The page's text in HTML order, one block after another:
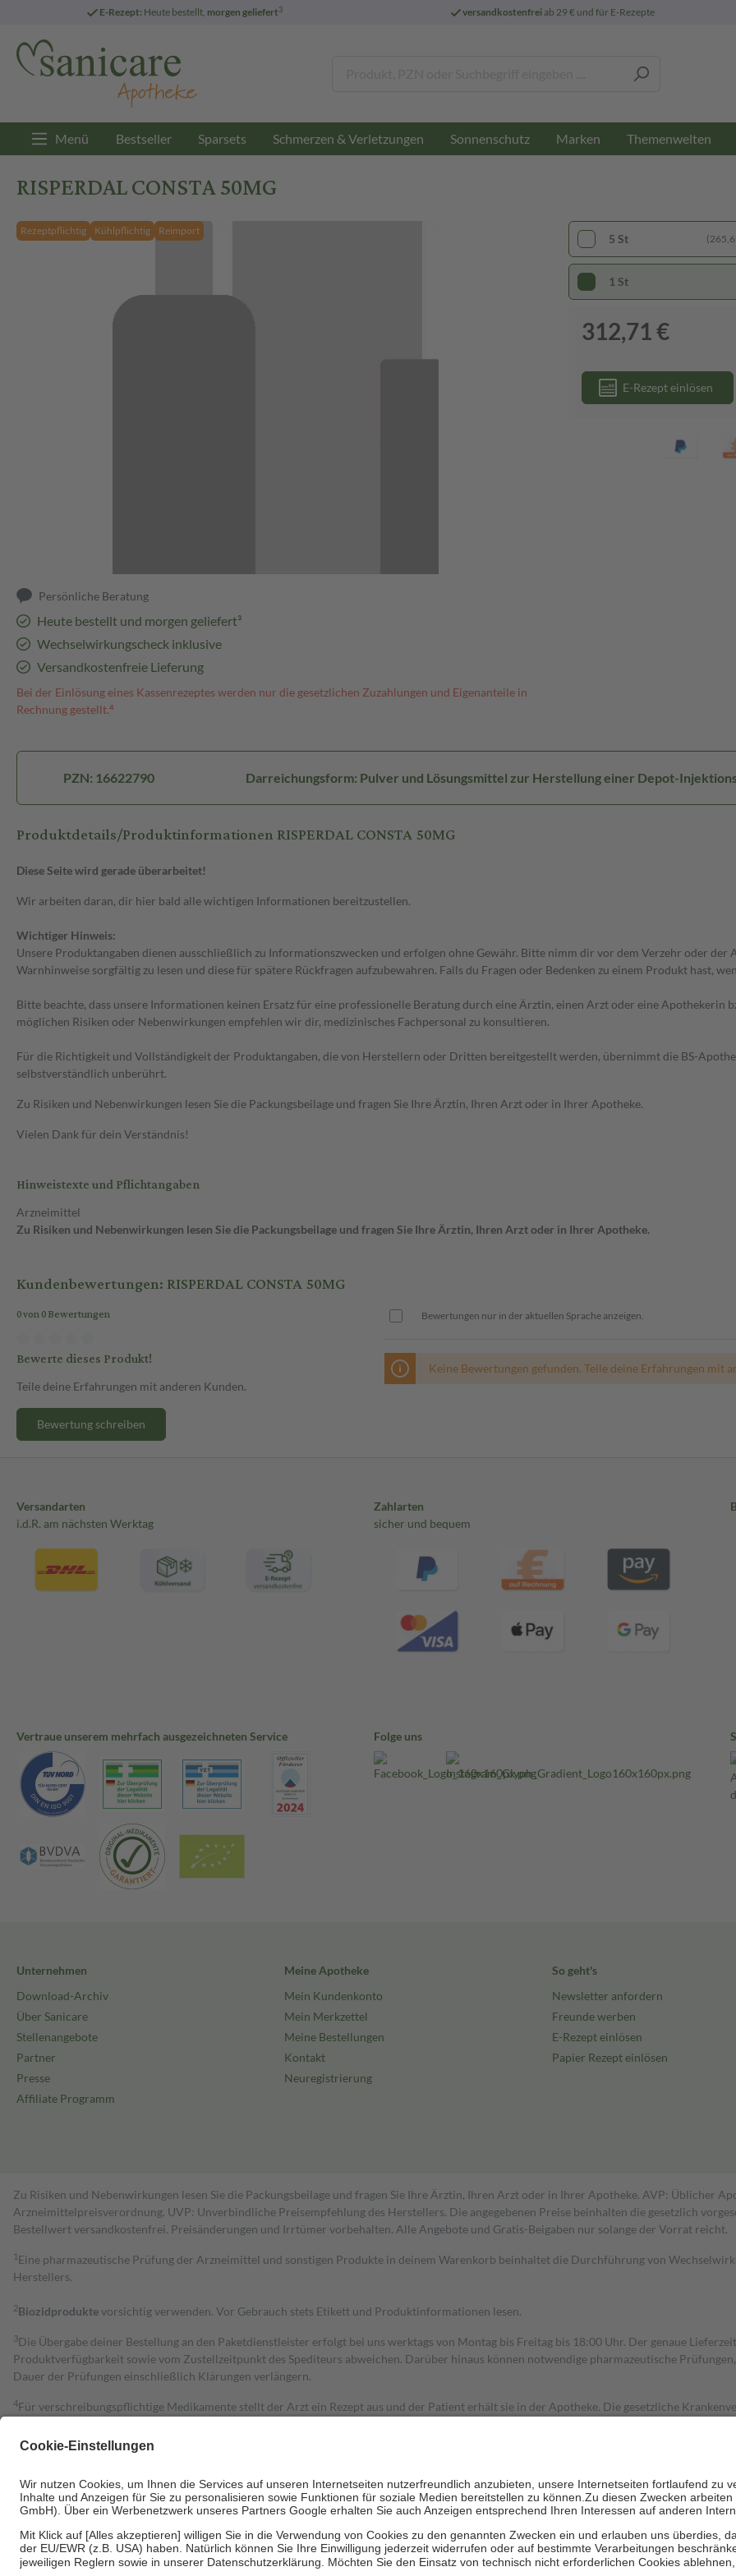
E-Rezept: Heute bestellt, morgen geliefert3 versandkostenfreiab 29 € und für E-Rezepte
Menü Bestseller Sparsets Schmerzen & Verletzungen Sonnenschutz Marken Themenwelten
RISPERDAL CONSTA 50MG
Rezeptpflichtig Kühlpflichtig Reimport
Persönliche Beratung
Heute bestellt und morgen geliefert³
Wechselwirkungscheck inklusive
Versandkostenfreie Lieferung
Bei der Einlösung eines Kassenrezeptes werden nur die gesetzlichen Zuzahlungen und Eigenanteile in
Rechnung gestellt.⁴
5 St
1 St
312,71 €
E-Rezept einlösen
PZN: 16622790 Darreichungsform: Pulver und Lösungsmittel zur Herstellung einer Depot-
Produktdetails/Produktinformationen RISPERDAL CONSTA 50MG
Diese Seite wird gerade überarbeitet!
Wir arbeiten daran, dir hier bald alle wichtigen Informationen bereitzustellen.
Wichtiger Hinweis:
Unsere Produktangaben dienen ausschließlich zu Informationszwecken und erfolgen ohne Gewähr. Bitte nimm dir vor dem Verzehr oder
Warnhinweise sorgfältig zu lesen und diese für spätere Rückfragen aufzubewahren. Falls du Fragen oder Bedenken zu einem Produkt hast,
Bitte beachte, dass unsere Informationen keinen Ersatz für eine professionelle Beratung durch eine Ärztin, einen Arzt oder eine Apothekerin
möglichen Risiken oder Nebenwirkungen empfehlen wir dir, medizinisches Fachpersonal zu konsultieren.
Für die Richtigkeit und Vollständigkeit der Produktangaben, die von Herstellern oder Dritten bereitgestellt werden, übernimmt die BS-
selbstverständlich unberührt.
Zu Risiken und Nebenwirkungen lesen Sie die Packungsbeilage und fragen Sie Ihre Ärztin, Ihren Arzt oder in Ihrer Apotheke.
Vielen Dank für dein Verständnis!
Hinweistexte und Pflichtangaben
Arzneimittel
Zu Risiken und Nebenwirkungen lesen Sie die Packungsbeilage und fragen Sie Ihre Ärztin, Ihren Arzt oder in Ihrer Apotheke.
Kundenbewertungen: RISPERDAL CONSTA 50MG
0 von 0 Bewertungen
Bewerte dieses Produkt!
Teile deine Erfahrungen mit anderen Kunden.
Bewertung schreiben
Bewertungen nur in der aktuellen Sprache anzeigen.
Keine Bewertungen gefunden. Teile deine Erfahrungen mit
Versandarten
i.d.R. am nächsten Werktag
Zahlarten
sicher und bequem
Vertraue unserem mehrfach ausgezeichneten Service Folge uns
Unternehmen
Download-Archiv
Über Sanicare
Stellenangebote
Partner
Presse
Affiliate Programm
Meine Apotheke
Mein Kundenkonto
Mein Merkzettel
Meine Bestellungen
Kontakt
Neuregistrierung
So geht's
Newsletter anfordern
Freunde werben
E-Rezept einlösen
Papier Rezept einlösen
Zu Risiken und Nebenwirkungen lesen Sie die Packungsbeilage und fragen Sie Ihre Ärztin, Ihren Arzt oder in Ihrer Apotheke. AVP: Üblicher
Arzneimittelpreisverordnung. UVP: Unverbindliche Preisempfehlung des Herstellers. Die angegebenen Preise beinhalten die gesetzlich
Bestell­wert versand­kosten­frei. Preisänderungen und Irrtümer vorbehalten. Alle Angebote und Gratis-Beigaben nur solange der Vorrat reicht.
1 Eine pharmazeutische Prüfung der Arzneimittel und sonstigen Produkte in deinem Warenkorb beinhaltet die Durchführung von
Herstellers.
2Biozidproduktevorsichtig verwenden. Vor Gebrauch stets Etikett und Produktinformationen lesen.
3Die Übergabe deiner Bestellung an den Paketdienstleister erfolgt bei uns werktags von Montag bis Freitag bis 18:00 Uhr. Der genaue
Produktverfügbarkeit sowie vom Zustellzeitpunkt des Spediteurs abweichen. Darüber hinaus können notwendige pharmazeutische
Dauer der Prüfungen einschließlich Klärungen verlängern.
4Für verschreibungspflichtige Medikamente stellt der Arzt ein Rezept aus und der Patient erhält sie in der Apotheke. Die gesetzliche
Grundsätzlich leisten Mitglieder Zuzahlungen in Höhe von zehn Prozent des Abgabepreises,
Bei Heilmitteln und häuslicher Krankenpflege beträgt die Zuzahlung zehn Prozent der Kosten sowie zehn Euro je Verordnung.
Um das Engagement der Versicherten für ihre eigene Gesundheit zu stärken und die besondere Stellung der Familie zu unterstützen, fallen
• Untersuchungen zur Vorsorge und Früherkennung, die von der GKV getragen werden
• empfohlenen Schutzimpfungen